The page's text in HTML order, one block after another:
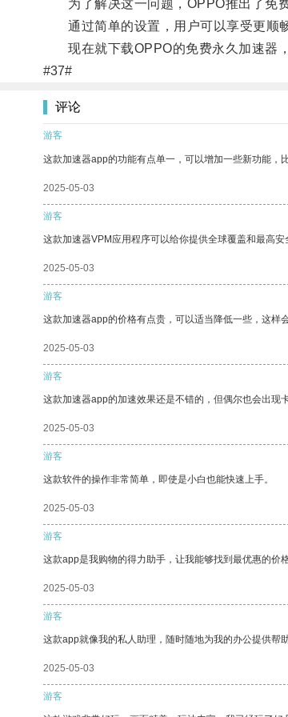
为了解决这一问题，OPPO推出了免费
通过简单的设置，用户可以享受更顺畅
现在就下载OPPO的免费永久加速器，
#37#
评论
游客
这款加速器app的功能有点单一，可以增加一些新功能，
2025-05-03
游客
这款加速器VPM应用程序可以给你提供全球覆盖和最高安
2025-05-03
游客
这款加速器app的价格有点贵，可以适当降低一些，这样
2025-05-03
游客
这款加速器app的加速效果还是不错的，但偶尔也会出现
2025-05-03
游客
这款软件的操作非常简单，即使是小白也能快速上手。
2025-05-03
游客
这款app是我购物的得力助手，让我能够找到最优惠的价
2025-05-03
游客
这款app就像我的私人助理，随时随地为我的办公提供帮
2025-05-03
游客